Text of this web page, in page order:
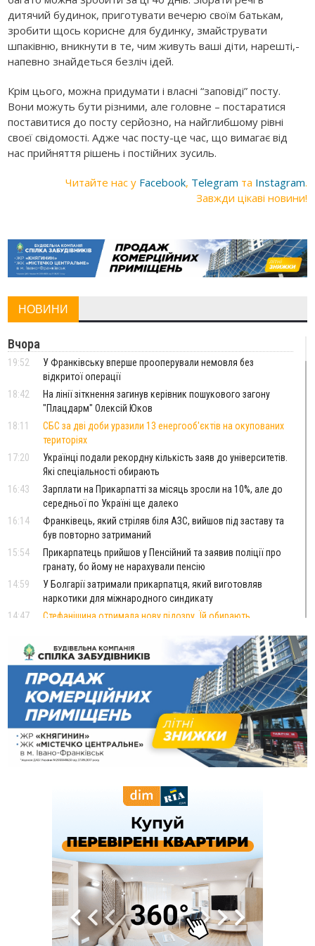
дитячий будинок, приготувати вечерю своїм батькам,
зробити щось корисне для будинку, змайструвати
шпаківню, вникнути в те, чим живуть ваші діти, нарешті,-
напевно знайдеться безліч ідей.
Крім цього, можна придумати і власні “заповіді” посту.
Вони можуть бути різними, але головне – постаратися
поставитися до посту серйозно, на найглибшому рівні
своєї свідомості. Адже час посту-це час, що вимагає від
нас прийняття рішень і постійних зусиль.
Читайте нас у Facebook, Telegram та Instagram.
Завжди цікаві новини!
НОВИНИ
Вчора
19:52
У Франківську вперше прооперували немовля без
відкритої операції
18:42
На лінії зіткнення загинув керівник пошукового загону
"Плацдарм" Олексій Юков
18:11
СБС за дві доби уразили 13 енергооб'єктів на окупованих
територіях
17:20
Українці подали рекордну кількість заяв до університетів.
Які спеціальності обирають
16:43
Зарплати на Прикарпатті за місяць зросли на 10%, але до
середньої по Україні ще далеко
16:14
Франківець, який стріляв біля АЗС, вийшов під заставу та
був повторно затриманий
15:54
Прикарпатець прийшов у Пенсійний та заявив поліції про
гранату, бо йому не нарахували пенсію
14:59
У Болгарії затримали прикарпатця, який виготовляв
наркотики для міжнародного синдикату
14:47
Стефанішина отримала нову підозру. Їй обирають
14:02
«Пілот з Лондона» видурив у жительки Коломийщини
майже 64 тисячі гривень
13:13
У четвер на Прикарпатті очікується сильна спека до 39°
13:00
На Снятинщині спіймали чоловіка, який зливав з цистерни
у полі невідому речовину
12:29
У МОЗ змінили підхід до госпіталізації та оновили правила
роботи стаціонарів
12:07
На межі Прикарпаття і Тернопільщини невідомі засипали
У Франківську та Яремче зафіксували нові температурні
Росія вдарила по Харкову "Бандероллю": є постраждалі,
пошкоджено цивільне підприємство
Верховний суд повернув державі 1,5 га лісу із трьома
ставками в Івано-Франківській громаді
На Каскаді замість веж планують зробити сквер з
дитмайданчиком
На Верховинщині під час пожежі будинку травмувалась
жінка